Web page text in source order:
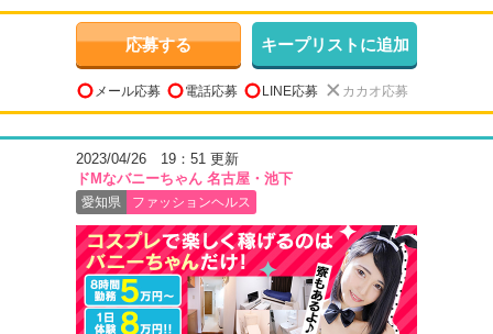
応募する キープリストに追加
メール応募 電話応募 LINE応募 カカオ応募
2023/04/26 19：51 更新
ドMなバニーちゃん 名古屋・池下
愛知県 ファッションヘルス